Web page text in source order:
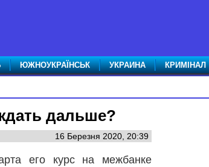
ЮЖНОУКРАЇНСЬК УКРАИНА КРИМІНАЛ
дальше?
16 Березня 2020, 20:39
его курс на межбанке